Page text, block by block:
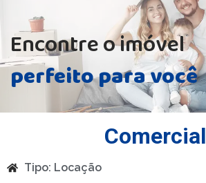
Encontre o imóvel
perfeito para você
Comercial
Tipo: Locação